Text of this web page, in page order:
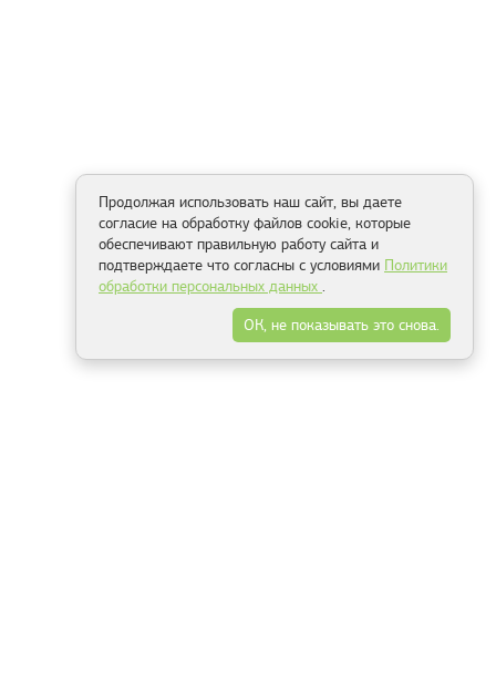
Продолжая использовать наш сайт, вы даете
согласие на обработку файлов cookie, которые
обеспечивают правильную работу сайта и
подтверждаете что согласны с условиями Политики
обработки персональных данных .
ОК, не показывать это снова.